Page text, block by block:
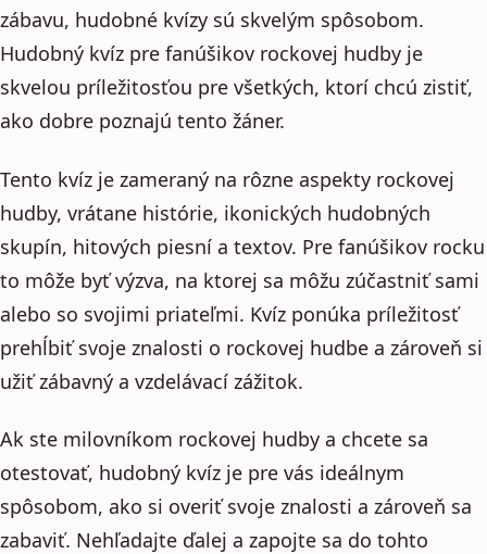
zábavu, hudobné kvízy sú skvelým spôsobom.
Hudobný kvíz pre fanúšikov rockovej hudby je
skvelou príležitosťou pre všetkých, ktorí chcú zistiť,
ako dobre poznajú tento žáner.
Tento kvíz je zameraný na rôzne aspekty rockovej
hudby, vrátane histórie, ikonických hudobných
skupín, hitových piesní a textov. Pre fanúšikov rocku
to môže byť výzva, na ktorej sa môžu zúčastniť sami
alebo so svojimi priateľmi. Kvíz ponúka príležitosť
prehĺbiť svoje znalosti o rockovej hudbe a zároveň si
užiť zábavný a vzdelávací zážitok.
Ak ste milovníkom rockovej hudby a chcete sa
otestovať, hudobný kvíz je pre vás ideálnym
spôsobom, ako si overiť svoje znalosti a zároveň sa
zabaviť. Nehľadajte ďalej a zapojte sa do tohto